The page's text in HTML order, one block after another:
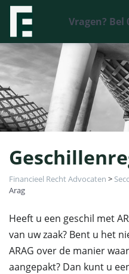
Vragen? Bel
Financieel Recht Advocaten >
Arag
Heeft u een geschil met
van uw zaak? Bent u het
ARAG over de manier
aangepakt? Dan kunt u